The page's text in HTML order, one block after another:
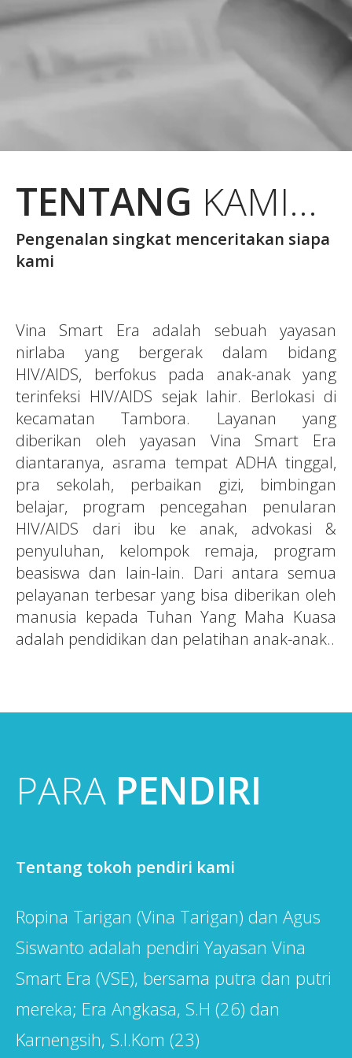
TENTANG KAMI...
Pengenalan singkat menceritakan siapa
kami
Vina Smart Era adalah sebuah yayasan
nirlaba yang bergerak dalam bidang
HIV/AIDS, berfokus pada anak-anak yang
terinfeksi HIV/AIDS sejak lahir. Berlokasi di
kecamatan Tambora. Layanan yang
diberikan oleh yayasan Vina Smart Era
diantaranya, asrama tempat ADHA tinggal,
pra sekolah, perbaikan gizi, bimbingan
belajar, program pencegahan penularan
HIV/AIDS dari ibu ke anak, advokasi &
penyuluhan, kelompok remaja, program
beasiswa dan lain-lain. Dari antara semua
pelayanan terbesar yang bisa diberikan oleh
manusia kepada Tuhan Yang Maha Kuasa
adalah pendidikan dan pelatihan anak-anak..
PARA PENDIRI
Tentang tokoh pendiri kami
Ropina Tarigan (Vina Tarigan) dan Agus
Siswanto adalah pendiri Yayasan Vina
Smart Era (VSE), bersama putra dan putri
mereka; Era Angkasa, S.H (26) dan
Karnengsih, S.I.Kom (23)